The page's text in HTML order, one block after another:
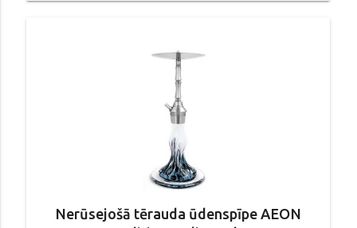
Nerūsejošā tērauda ūdenspīpe AEON